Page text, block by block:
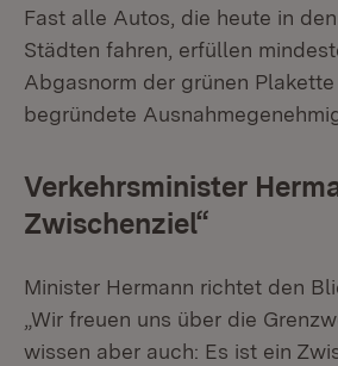
Fast alle Autos, die heute in
Städten fahren, erfüllen
Abgasnorm der grünen
begründete
Verkehrsminister
Zwischenziel“
Minister Hermann richtet den
„Wir freuen uns über die
wissen aber auch: Es ist ein